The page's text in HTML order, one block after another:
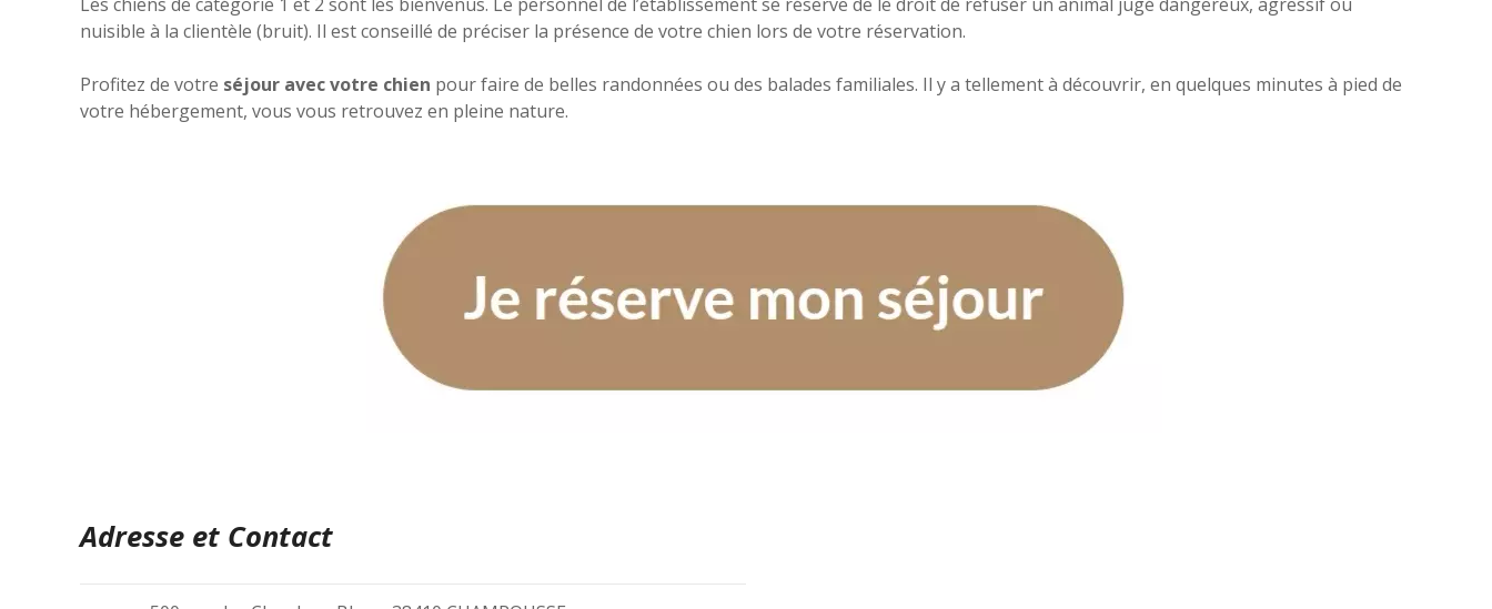
nuisible à la clientèle (bruit). Il est conseillé de préciser la présence de votre chien lors de votre réservation.
Profitez de votre séjour avec votre chien pour faire de belles randonnées ou des balades familiales. Il y a tellement à découvrir, en quelques minutes à pied de
votre hébergement, vous vous retrouvez en pleine nature.
Adresse et Contact